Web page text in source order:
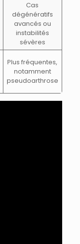
Cas
dégénératifs
avancés ou
instabilités
sévères
Plus fréquentes,
notamment
pseudoarthrose